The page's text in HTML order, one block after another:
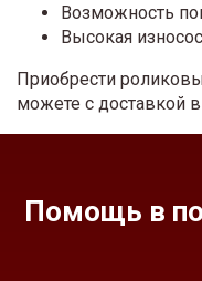
Возможность
Высокая
Приобрести
можете с доставкой
Помощь в